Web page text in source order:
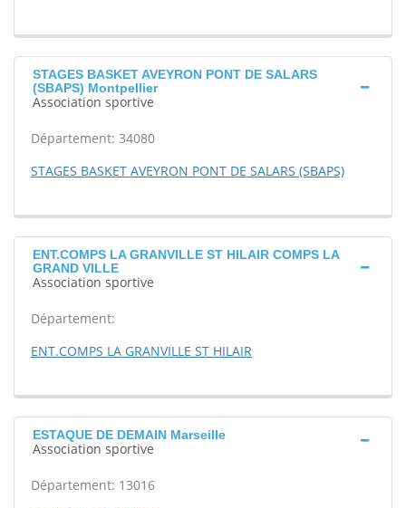
STAGES BASKET AVEYRON PONT DE SALARS
(SBAPS) Montpellier
Association sportive
Département: 34080
STAGES BASKET AVEYRON PONT DE SALARS (SBAPS)
ENT.COMPS LA GRANVILLE ST HILAIR COMPS LA
GRAND VILLE
Association sportive
Département:
ENT.COMPS LA GRANVILLE ST HILAIR
ESTAQUE DE DEMAIN Marseille
Association sportive
Département: 13016